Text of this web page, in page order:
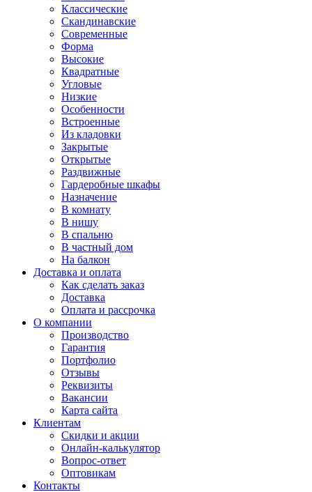
Классические
Скандинавские
Современные
Форма
Высокие
Квадратные
Угловые
Низкие
Особенности
Встроенные
Из кладовки
Закрытые
Открытые
Раздвижные
Гардеробные шкафы
Назначение
В комнату
В нишу
В спальню
В частный дом
На балкон
Доставка и оплата
Как сделать заказ
Доставка
Оплата и рассрочка
О компании
Производство
Гарантия
Портфолио
Отзывы
Реквизиты
Вакансии
Карта сайта
Клиентам
Скидки и акции
Онлайн-калькулятор
Вопрос-ответ
Оптовикам
Контакты